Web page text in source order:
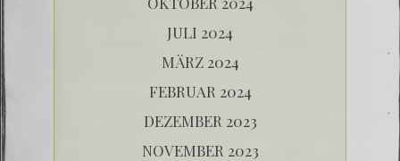
JULI 2024
MÄRZ 2024
FEBRUAR 2024
DEZEMBER 2023
NOVEMBER 2023